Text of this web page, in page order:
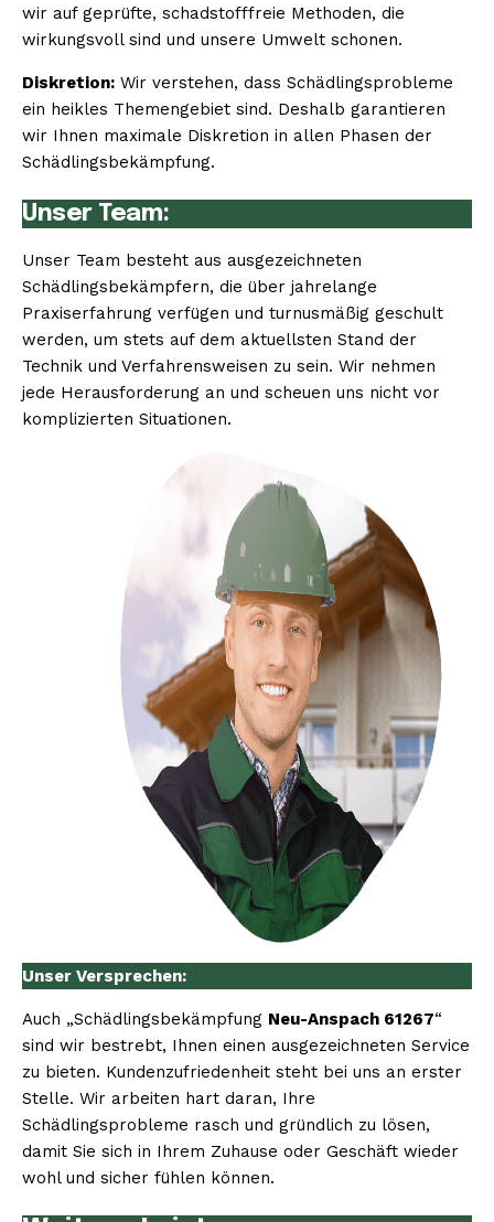
wir auf geprüfte, schadstofffreie Methoden, die
wirkungsvoll sind und unsere Umwelt schonen.
Diskretion: Wir verstehen, dass Schädlingsprobleme
ein heikles Themengebiet sind. Deshalb garantieren
wir Ihnen maximale Diskretion in allen Phasen der
Schädlingsbekämpfung.
Unser Team:
Unser Team besteht aus ausgezeichneten
Schädlingsbekämpfern, die über jahrelange
Praxiserfahrung verfügen und turnusmäßig geschult
werden, um stets auf dem aktuellsten Stand der
Technik und Verfahrensweisen zu sein. Wir nehmen
jede Herausforderung an und scheuen uns nicht vor
komplizierten Situationen.
Unser Versprechen:
Auch „Schädlingsbekämpfung Neu-Anspach 61267“
sind wir bestrebt, Ihnen einen ausgezeichneten Service
zu bieten. Kundenzufriedenheit steht bei uns an erster
Stelle. Wir arbeiten hart daran, Ihre
Schädlingsprobleme rasch und gründlich zu lösen,
damit Sie sich in Ihrem Zuhause oder Geschäft wieder
wohl und sicher fühlen können.